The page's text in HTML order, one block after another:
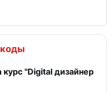
"Digital дизайнер